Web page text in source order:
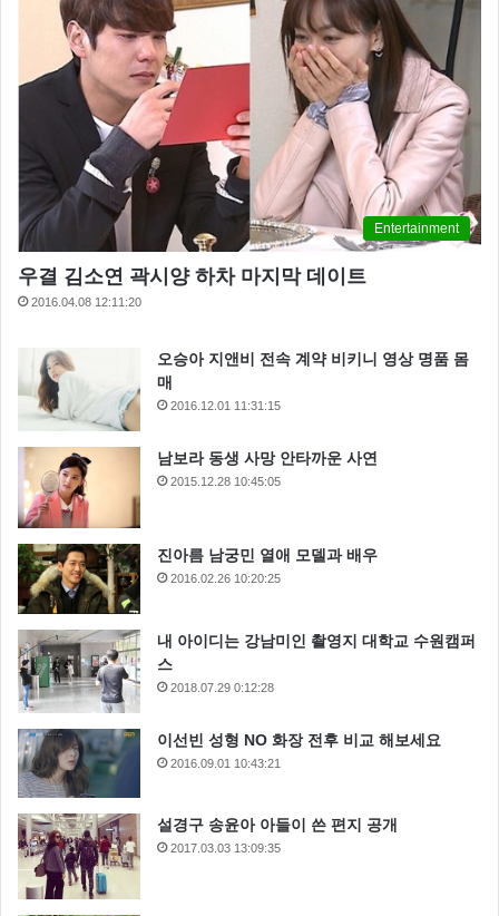
Entertainment
우결 김소연 곽시양 하차 마지막 데이트
2016.04.08 12:11:20
오승아 지앤비 전속 계약 비키니 영상 명품 몸
매
2016.12.01 11:31:15
남보라 동생 사망 안타까운 사연
2015.12.28 10:45:05
진아름 남궁민 열애 모델과 배우
2016.02.26 10:20:25
내 아이디는 강남미인 촬영지 대학교 수원캠퍼
스
2018.07.29 0:12:28
이선빈 성형 NO 화장 전후 비교 해보세요
2016.09.01 10:43:21
설경구 송윤아 아들이 쓴 편지 공개
2017.03.03 13:09:35